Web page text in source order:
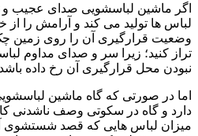
اگر ماشین لباسشویی صدای عجیب
لباس ها تولید می کند و آرامش را از
وضعیت قرارگیری آن را روی زمین چک
تراز کنید؛ زیرا سر و صدای مداوم
نبودن محل قرارگیری آن رخ داده
اما در صورتی که گاه ماشین
دارد و گاه در سکوتی وصف ناشدنی
میزان لباس هایی که قصد شستشوی آن